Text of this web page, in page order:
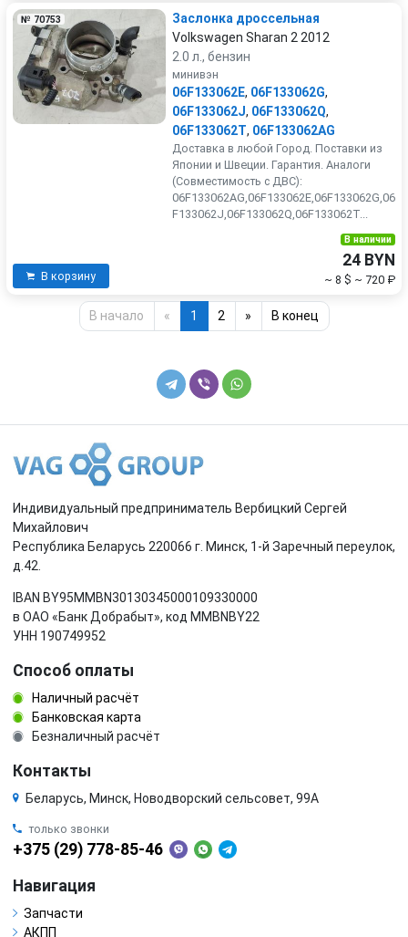
№ 70753
Заслонка дроссельная
Volkswagen Sharan 2 2012
2.0 л., бензин
минивэн
06F133062E, 06F133062G,
06F133062J, 06F133062Q,
06F133062T, 06F133062AG
Доставка в любой Город. Поставки из
Японии и Швеции. Гарантия. Аналоги
(Совместимость с ДВС):
06F133062AG,06F133062E,06F133062G,06
F133062J,06F133062Q,06F133062T...
В корзину
В наличии
24 BYN
~ 8 $ ~ 720 ₽
В начало « 1 2 » В конец
Индивидуальный предприниматель Вербицкий Сергей
Михайлович
Республика Беларусь 220066 г. Минск, 1-й Заречный переулок,
д.42.
IBAN BY95MMBN30130345000109330000
в ОАО «Банк Добрабыт», код MMBNBY22
УНН 190749952
Способ оплаты
Наличный расчёт
Банковская карта
Безналичный расчёт
Контакты
Беларусь, Минск, Новодворский сельсовет, 99А
только звонки
+375 (29) 778-85-46
Навигация
Запчасти
АКПП